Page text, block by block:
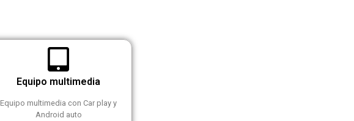
Equipo multimedia
Equipo multimedia con Car play y
Android auto